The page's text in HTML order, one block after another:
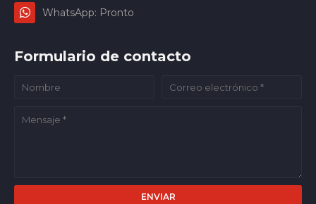
WhatsApp: Pronto
Formulario de contacto